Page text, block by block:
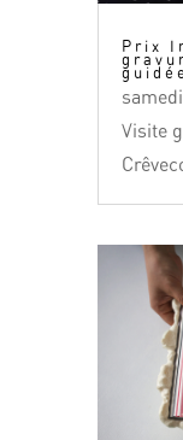
Prix
Visite